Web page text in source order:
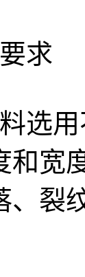
求
料选
和宽
、裂